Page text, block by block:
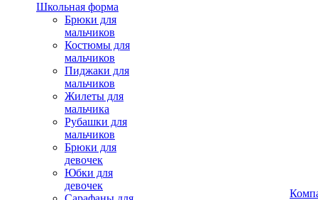
Школьная форма
Брюки для
мальчиков
Костюмы для
мальчиков
Пиджаки для
мальчиков
Жилеты для
мальчика
Рубашки для
мальчиков
Брюки для
девочек
Юбки для
девочек